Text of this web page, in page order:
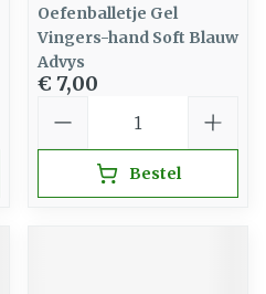
Oefenballetje Gel
Vingers-hand Soft Blauw
Advys
€ 7,00
Bestel